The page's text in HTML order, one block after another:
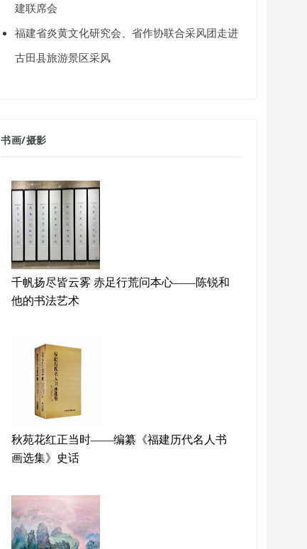
建联席会
福建省炎黄文化研究会、省作协联合采风团走进
古田县旅游景区采风
书画/摄影
千帆扬尽皆云雾 赤足行荒问本心——陈锐和
他的书法艺术
秋苑花红正当时——编纂《福建历代名人书
画选集》史话